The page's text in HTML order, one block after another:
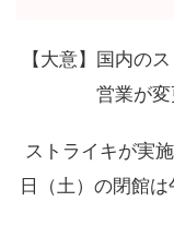
【大意】国内の
営業が変
ストライキが実
日（土）の閉館